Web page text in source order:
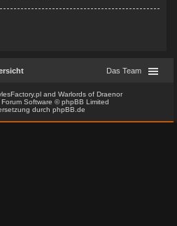
Das Team
and Warlords of Draenor
Software © phpBB Limited
durch phpBB.de